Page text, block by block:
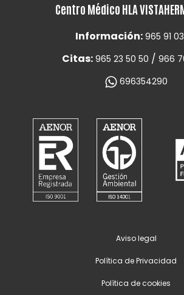
Centro Médico HLA
Información: 965 91
Citas: 965 23 50 50 / 966
696354290
Aviso legal
Política de Privacidad
Política de cookies